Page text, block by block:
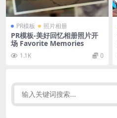
PR模板 照片相册
PR模板-美好回忆相册照片开
场 Favorite Memories
1.1K 0